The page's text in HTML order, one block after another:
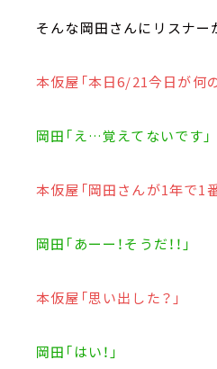
そんな岡田さんにリスナー
本仮屋「本日6/21今日が何
岡田「え…覚えてないです」
本仮屋「岡田さんが1年で1
岡田「あーー！そうだ！！」
本仮屋「思い出した？」
岡田「はい！」